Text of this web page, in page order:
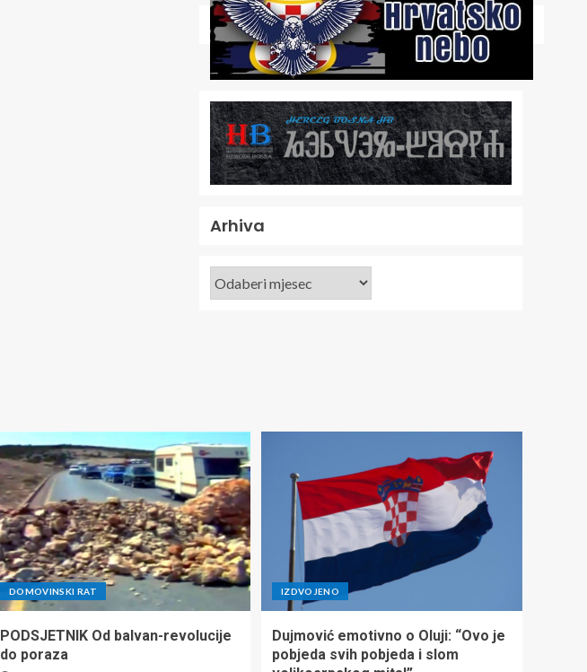
Arhiva
DOMOVINSKI RAT
PODSJETNIK Od balvan-revolucije
do poraza
IZDVOJENO
Dujmović emotivno o Oluji: “Ovo je
pobjeda svih pobjeda i slom